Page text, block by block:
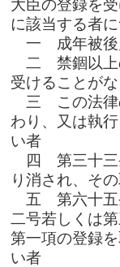
大臣の登録を
に該当する者
一 成年被後
二 禁錮以上
受けることが
三 この法律
わり、又は執
い者
四 第三十三
り消され、そ
五 第六十五
二号若しくは
第一項の登録
い者